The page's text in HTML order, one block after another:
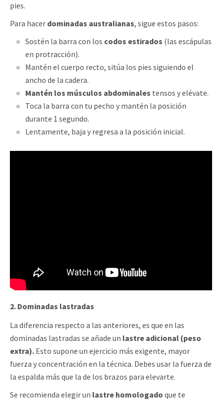
pies.
Para hacer dominadas australianas, sigue estos pasos:
Sostén la barra con los codos estirados (las escápulas
en protracción).
Mantén el cuerpo recto, sitúa los pies siguiendo el
ancho de la cadera.
Mantén los músculos abdominales tensos y elévate.
Toca la barra con tu pecho y mantén la posición
durante 1 segundo.
Lentamente, baja y regresa a la posición inicial.
2. Dominadas lastradas
La diferencia respecto a las anteriores, es que en las
dominadas lastradas se añade un lastre adicional (peso
extra). Esto supone un ejercicio más exigente, mayor
fuerza y concentración en la técnica. Debes usar la fuerza de
la espalda más que la de los brazos para elevarte.
Se recomienda elegir un lastre homologado que te